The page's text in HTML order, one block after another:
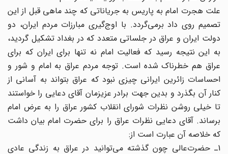
علت هجرت امام به پاریس به جریاناتی که چند ماهی قبل از این
تصمیم روی داد برمی‌گردد. با اوج‌گیری مبارزات مردم ایران، دو
دولت ایران و عراق در جلساتی متعدد که در بغداد تشکیل گردید،
به این نتیجه رسید که فعالیت امام نه تنها برای ایران که برای
عراق هم خطرناک شده است. توجه مردم عراق به امام و شور و
احساسات زائرین ایرانی چیزی نبود که عراق بتواند به آسانی از
کنار آن بگذرد و بدین جهت برادر عزیزمان آقای دعایی را خواستند
تا خیلی روشن نظرات شورای انقلاب کشور عراق را به عرض امام
برساند. آقای دعایی نظرات عراق را برای حضرت امام بیان داشت
که خلاصه آن عبارت است از:
1ـ حضرت‌عالی چون گذشته می‌توانید در عراق به زندگی عادی